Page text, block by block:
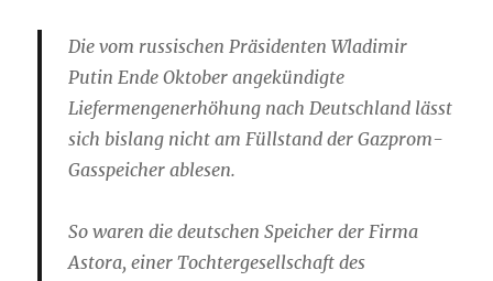
Die vom russischen Präsidenten Wladimir
Putin Ende Oktober angekündigte
Liefermengenerhöhung nach Deutschland lässt
sich bislang nicht am Füllstand der Gazprom-
Gasspeicher ablesen.
So waren die deutschen Speicher der Firma
Astora, einer Tochtergesellschaft des